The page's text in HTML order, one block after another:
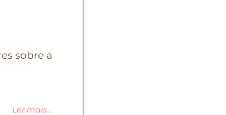
sobre a
Ler mais...